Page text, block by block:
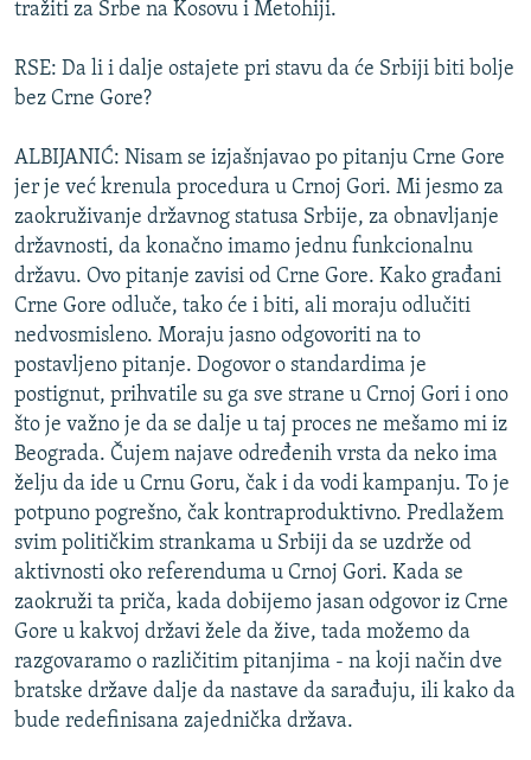
tražiti za Srbe na Kosovu i Metohiji.
RSE: Da li i dalje ostajete pri stavu da će Srbiji biti bolje
bez Crne Gore?
ALBIJANIĆ: Nisam se izjašnjavao po pitanju Crne Gore
jer je već krenula procedura u Crnoj Gori. Mi jesmo za
zaokruživanje državnog statusa Srbije, za obnavljanje
državnosti, da konačno imamo jednu funkcionalnu
državu. Ovo pitanje zavisi od Crne Gore. Kako građani
Crne Gore odluče, tako će i biti, ali moraju odlučiti
nedvosmisleno. Moraju jasno odgovoriti na to
postavljeno pitanje. Dogovor o standardima je
postignut, prihvatile su ga sve strane u Crnoj Gori i ono
što je važno je da se dalje u taj proces ne mešamo mi iz
Beograda. Čujem najave određenih vrsta da neko ima
želju da ide u Crnu Goru, čak i da vodi kampanju. To je
potpuno pogrešno, čak kontraproduktivno. Predlažem
svim političkim strankama u Srbiji da se uzdrže od
aktivnosti oko referenduma u Crnoj Gori. Kada se
zaokruži ta priča, kada dobijemo jasan odgovor iz Crne
Gore u kakvoj državi žele da žive, tada možemo da
razgovaramo o različitim pitanjima - na koji način dve
bratske države dalje da nastave da sarađuju, ili kako da
bude redefinisana zajednička država.